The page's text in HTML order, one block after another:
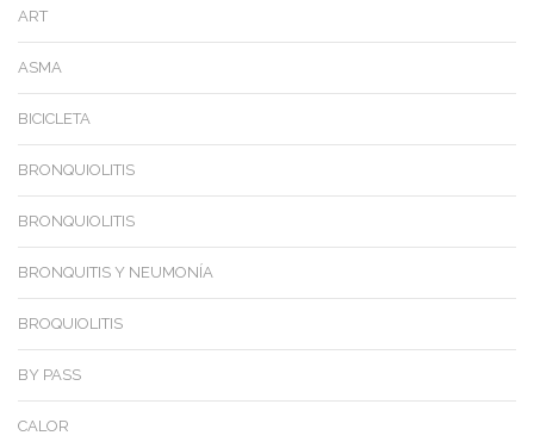
ART
ASMA
BICICLETA
BRONQUIOLITIS
BRONQUIOLITIS
BRONQUITIS Y NEUMONÍA
BROQUIOLITIS
BY PASS
CALOR